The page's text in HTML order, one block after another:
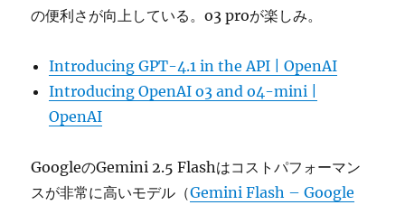
の便利さが向上している。o3 proが楽しみ。
Introducing GPT-4.1 in the API | OpenAI
Introducing OpenAI o3 and o4-mini |
OpenAI
GoogleのGemini 2.5 Flashはコストパフォーマン
スが非常に高いモデル（Gemini Flash – Google